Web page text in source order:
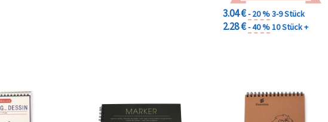
3.04 €- 20 %3-9 Stück
2.28 €- 40 %10 Stück +